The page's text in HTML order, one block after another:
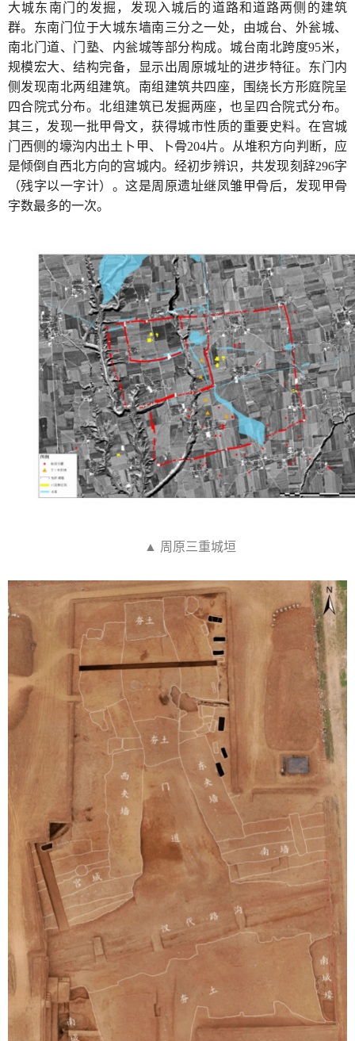
大城东南门的发掘，发现入城后的道路和道路两侧的建筑
群。东南门位于大城东墙南三分之一处，由城台、外瓮城、
南北门道、门塾、内瓮城等部分构成。城台南北跨度95米，
规模宏大、结构完备，显示出周原城址的进步特征。东门内
侧发现南北两组建筑。南组建筑共四座，围绕长方形庭院呈
四合院式分布。北组建筑已发掘两座，也呈四合院式分布。
其三，发现一批甲骨文，获得城市性质的重要史料。在宫城
门西侧的壕沟内出土卜甲、卜骨204片。从堆积方向判断，应
是倾倒自西北方向的宫城内。经初步辨识，共发现刻辞296字
（残字以一字计）。这是周原遗址继凤雏甲骨后，发现甲骨
字数最多的一次。
▲ 周原三重城垣